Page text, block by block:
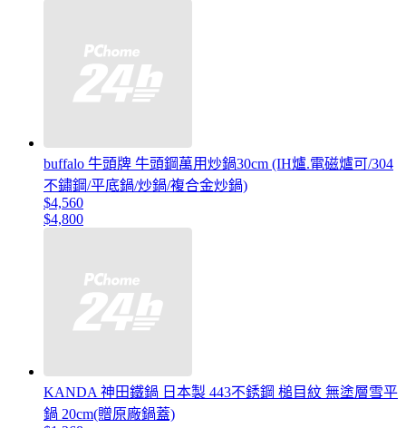
buffalo 牛頭牌 牛頭鋼萬用炒鍋30cm (IH爐.電磁爐可/304
不鏽鋼/平底鍋/炒鍋/複合金炒鍋)
$4,560
$4,800
KANDA 神田鐵鍋 日本製 443不銹鋼 槌目紋 無塗層雪平
鍋 20cm(贈原廠鍋蓋)